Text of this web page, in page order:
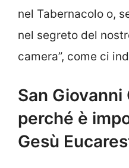
nel Tabernacolo o,
nel segreto del
camera”, come ci
San
perché è
Gesù